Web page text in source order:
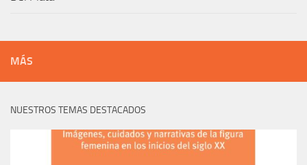
MÁS
NUESTROS TEMAS DESTACADOS